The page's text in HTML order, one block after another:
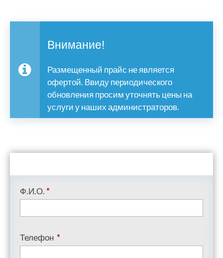
Внимание!
Размещенный прайс не является
офертой. Ввиду периодического
обновления просим уточнять цены на
услуги у наших администраторов.
Ф.И.О. *
Телефон *